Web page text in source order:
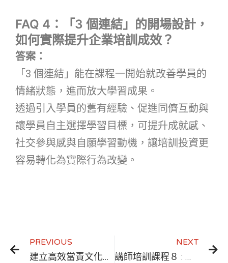
FAQ 4：「3 個連結」的開場設計，
如何實際提升企業培訓成效？
答案：
「3 個連結」能在課程一開始就改善學員的
情緒狀態，進而放大學習成果。
透過引入學員的舊有經驗、促進同儕互動與
讓學員自主選擇學習目標，可提升成就感、
社交參與感與自願學習動機，讓培訓投資更
容易轉化為實際行為改變。
PREVIOUS
建立高效當責文化：4 個關鍵步驟與說故事領導，教你如何讓員工從負責到「更當責」！
NEXT
講師培訓課程８ : 為什麼講師提問時，不應該讚美學員? ￨ 講師技巧TTT